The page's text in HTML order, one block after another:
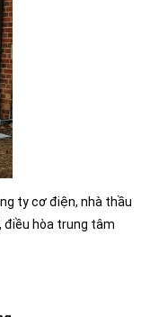
ty cơ điện, nhà thầu
điều hòa trung tâm